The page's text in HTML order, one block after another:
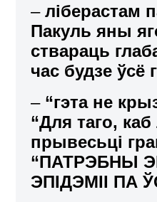
–ліберастам
Пакуль яны
ствараць
час будзе
– “гэта не
“Для таго,
прывесьці
“ПАТРЭБНЫ
ЭПІДЭМІІ ПА